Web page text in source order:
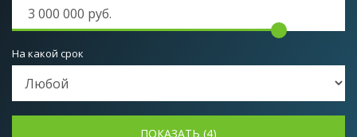
На какой срок